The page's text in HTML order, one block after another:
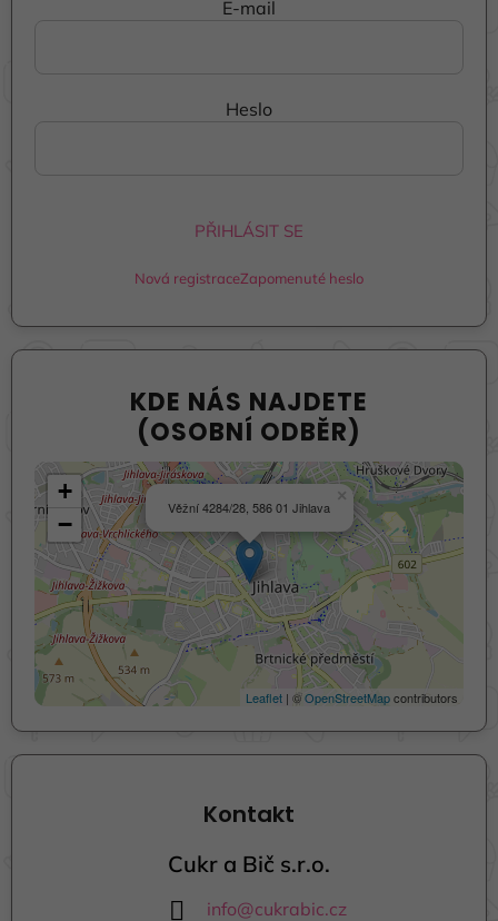
E-mail
Heslo
PŘIHLÁSIT SE
Nová registraceZapomenuté heslo
KDE NÁS NAJDETE
(OSOBNÍ ODBĚR)
Věžní 4284/28, 586 01 Jihlava
×
+
−
Leaflet | ©OpenStreetMapcontributors
Kontakt
Cukr a Bič s.r.o.
info@cukrabic.cz